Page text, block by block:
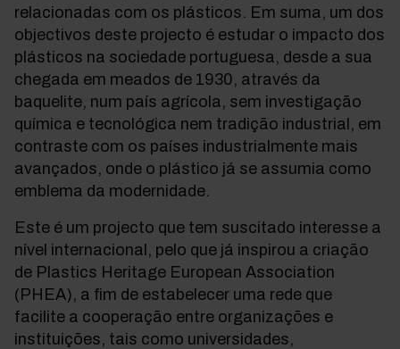
relacionadas com os plásticos. Em suma, um dos
objectivos deste projecto é estudar o impacto dos
plásticos na sociedade portuguesa, desde a sua
chegada em meados de 1930, através da
baquelite, num país agrícola, sem investigação
química e tecnológica nem tradição industrial, em
contraste com os países industrialmente mais
avançados, onde o plástico já se assumia como
emblema da modernidade.
Este é um projecto que tem suscitado interesse a
nível internacional, pelo que já inspirou a criação
de Plastics Heritage European Association
(PHEA), a fim de estabelecer uma rede que
facilite a cooperação entre organizações e
instituições, tais como universidades,